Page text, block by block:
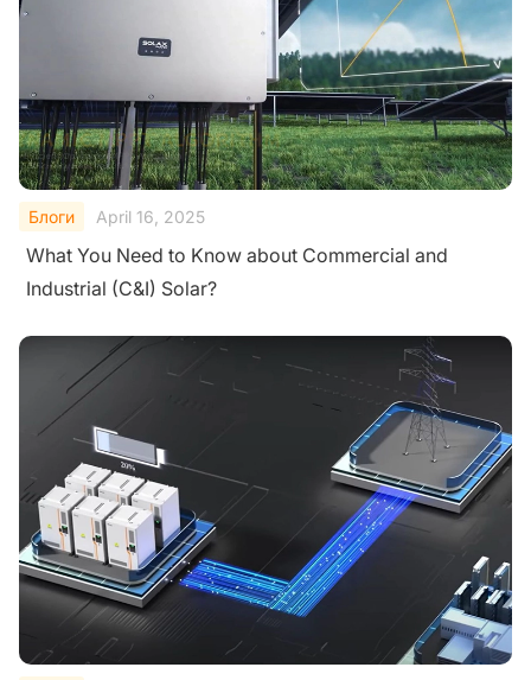
Блоги April 16, 2025
What You Need to Know about Commercial and
Industrial (C&I) Solar?